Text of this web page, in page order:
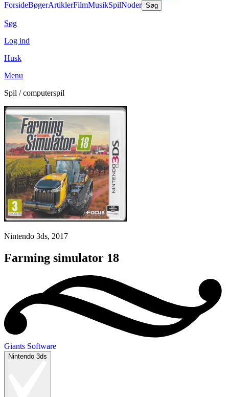
ForsideBøgerArtiklerFilmMusikSpilNoder Søg
Søg
Log ind
Husk
Menu
Spil / computerspil
Nintendo 3ds, 2017
Farming simulator 18
Giants Software
Nintendo 3ds